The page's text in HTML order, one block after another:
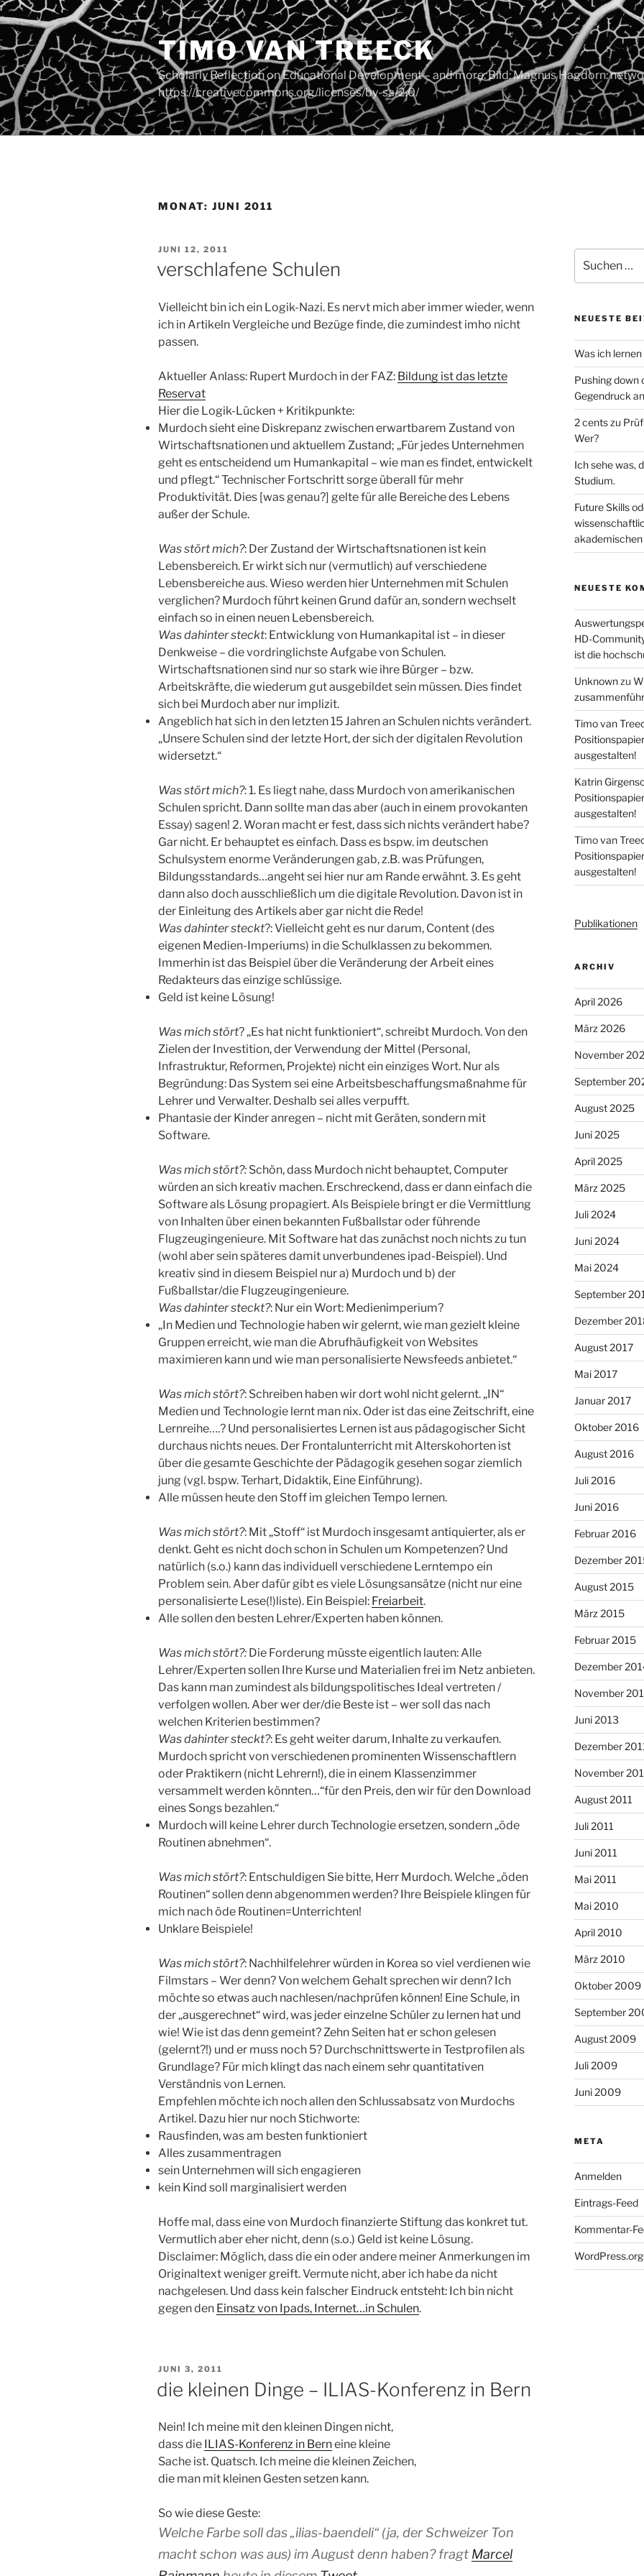
Zum
Inhalt
springen
TIMO VAN TREECK
Scholarly Reflection on Educational Development – and more. Bild: Magnus Hagdorn:
https://creativecommons.org/licenses/by-sa/2.0/
MONAT: JUNI 2011
VERÖFFENTLICHT
JUNI 12, 2011
verschlafene Schulen
Vielleicht bin ich ein Logik-Nazi. Es nervt mich aber immer wieder, wenn
ich in Artikeln Vergleiche und Bezüge finde, die zumindest imho nicht
passen.
Aktueller Anlass: Rupert Murdoch in der FAZ: Bildung ist das letzte
Reservat
Hier die Logik-Lücken + Kritikpunkte:
Murdoch sieht eine Diskrepanz zwischen erwartbarem Zustand von
Wirtschaftsnationen und aktuellem Zustand; „Für jedes Unternehmen
geht es entscheidend um Humankapital – wie man es findet, entwickelt
und pflegt.“ Technischer Fortschritt sorge überall für mehr
Produktivität. Dies [was genau?] gelte für alle Bereiche des Lebens
außer der Schule.
Was stört mich?: Der Zustand der Wirtschaftsnationen ist kein
Lebensbereich. Er wirkt sich nur (vermutlich) auf verschiedene
Lebensbereiche aus. Wieso werden hier Unternehmen mit Schulen
verglichen? Murdoch führt keinen Grund dafür an, sondern wechselt
einfach so in einen neuen Lebensbereich.
Was dahinter steckt: Entwicklung von Humankapital ist – in dieser
Denkweise – die vordringlichste Aufgabe von Schulen.
Wirtschaftsnationen sind nur so stark wie ihre Bürger – bzw.
Arbeitskräfte, die wiederum gut ausgebildet sein müssen. Dies findet
sich bei Murdoch aber nur implizit.
Angeblich hat sich in den letzten 15 Jahren an Schulen nichts verändert.
„Unsere Schulen sind der letzte Hort, der sich der digitalen Revolution
widersetzt.“
Was stört mich?: 1. Es liegt nahe, dass Murdoch von amerikanischen
Schulen spricht. Dann sollte man das aber (auch in einem provokanten
Essay) sagen! 2. Woran macht er fest, dass sich nichts verändert habe?
Gar nicht. Er behauptet es einfach. Dass es bspw. im deutschen
Schulsystem enorme Veränderungen gab, z.B. was Prüfungen,
Bildungsstandards…angeht sei hier nur am Rande erwähnt. 3. Es geht
dann also doch ausschließlich um die digitale Revolution. Davon ist in
der Einleitung des Artikels aber gar nicht die Rede!
Was dahinter steckt?: Vielleicht geht es nur darum, Content (des
eigenen Medien-Imperiums) in die Schulklassen zu bekommen.
Immerhin ist das Beispiel über die Veränderung der Arbeit eines
Redakteurs das einzige schlüssige.
Geld ist keine Lösung!
Was mich stört? „Es hat nicht funktioniert“, schreibt Murdoch. Von den
Zielen der Investition, der Verwendung der Mittel (Personal,
Infrastruktur, Reformen, Projekte) nicht ein einziges Wort. Nur als
Begründung: Das System sei eine Arbeitsbeschaffungsmaßnahme für
Lehrer und Verwalter. Deshalb sei alles verpufft.
Phantasie der Kinder anregen – nicht mit Geräten, sondern mit
Software.
Was mich stört?: Schön, dass Murdoch nicht behauptet, Computer
würden an sich kreativ machen. Erschreckend, dass er dann einfach die
Software als Lösung propagiert. Als Beispiele bringt er die Vermittlung
von Inhalten über einen bekannten Fußballstar oder führende
Flugzeugingenieure. Mit Software hat das zunächst noch nichts zu tun
(wohl aber sein späteres damit unverbundenes ipad-Beispiel). Und
kreativ sind in diesem Beispiel nur a) Murdoch und b) der
Fußballstar/die Flugzeugingenieure.
Was dahinter steckt?: Nur ein Wort: Medienimperium?
„In Medien und Technologie haben wir gelernt, wie man gezielt kleine
Gruppen erreicht, wie man die Abrufhäufigkeit von Websites
maximieren kann und wie man personalisierte Newsfeeds anbietet.“
Was mich stört?: Schreiben haben wir dort wohl nicht gelernt. „IN“
Medien und Technologie lernt man nix. Oder ist das eine Zeitschrift, eine
Lernreihe….? Und personalisiertes Lernen ist aus pädagogischer Sicht
durchaus nichts neues. Der Frontalunterricht mit Alterskohorten ist
über die gesamte Geschichte der Pädagogik gesehen sogar ziemlich
jung (vgl. bspw. Terhart, Didaktik, Eine Einführung).
Alle müssen heute den Stoff im gleichen Tempo lernen.
Was mich stört?: Mit „Stoff“ ist Murdoch insgesamt antiquierter, als er
denkt. Geht es nicht doch schon in Schulen um Kompetenzen? Und
natürlich (s.o.) kann das individuell verschiedene Lerntempo ein
Problem sein. Aber dafür gibt es viele Lösungsansätze (nicht nur eine
personalisierte Lese(!)liste). Ein Beispiel: Freiarbeit.
Alle sollen den besten Lehrer/Experten haben können.
Was mich stört?: Die Forderung müsste eigentlich lauten: Alle
Lehrer/Experten sollen Ihre Kurse und Materialien frei im Netz anbieten.
Das kann man zumindest als bildungspolitisches Ideal vertreten /
verfolgen wollen. Aber wer der/die Beste ist – wer soll das nach
welchen Kriterien bestimmen?
Was dahinter steckt?: Es geht weiter darum, Inhalte zu verkaufen.
Murdoch spricht von verschiedenen prominenten Wissenschaftlern
oder Praktikern (nicht Lehrern!), die in einem Klassenzimmer
versammelt werden könnten…“für den Preis, den wir für den Download
eines Songs bezahlen.“
Murdoch will keine Lehrer durch Technologie ersetzen, sondern „öde
Routinen abnehmen“.
Was mich stört?: Entschuldigen Sie bitte, Herr Murdoch. Welche „öden
Routinen“ sollen denn abgenommen werden? Ihre Beispiele klingen für
mich nach öde Routinen=Unterrichten!
Unklare Beispiele!
Was mich stört?: Nachhilfelehrer würden in Korea so viel verdienen wie
Filmstars – Wer denn? Von welchem Gehalt sprechen wir denn? Ich
möchte so etwas auch nachlesen/nachprüfen können! Eine Schule, in
der „ausgerechnet“ wird, was jeder einzelne Schüler zu lernen hat und
wie! Wie ist das denn gemeint? Zehn Seiten hat er schon gelesen
(gelernt?!) und er muss noch 5? Durchschnittswerte in Testprofilen als
Grundlage? Für mich klingt das nach einem sehr quantitativen
Verständnis von Lernen.
Empfehlen möchte ich noch allen den Schlussabsatz von Murdochs
Artikel. Dazu hier nur noch Stichworte:
Rausfinden, was am besten funktioniert
Alles zusammentragen
sein Unternehmen will sich engagieren
kein Kind soll marginalisiert werden
Hoffe mal, dass eine von Murdoch finanzierte Stiftung das konkret tut.
Vermutlich aber eher nicht, denn (s.o.) Geld ist keine Lösung.
Disclaimer: Möglich, dass die ein oder andere meiner Anmerkungen im
Originaltext weniger greift. Vermute nicht, aber ich habe da nicht
nachgelesen. Und dass kein falscher Eindruck entsteht: Ich bin nicht
gegen den Einsatz von Ipads, Internet…in Schulen.
VERÖFFENTLICHT
JUNI 3, 2011
die kleinen Dinge – ILIAS-Konferenz in Bern
Nein! Ich meine mit den kleinen Dingen nicht,
dass die ILIAS-Konferenz in Berneine kleine
Sache ist. Quatsch. Ich meine die kleinen Zeichen,
die man mit kleinen Gesten setzen kann.
So wie diese Geste:
Welche Farbe soll das „ilias-baendeli“ (ja, der Schweizer Ton
macht schon was aus) im August denn haben? fragt Marcel
nach:
NEUESTE
Was ich
Pushing down
Gegendruck
2 cents zu
Wer?
Ich sehe was,
Studium.
Future Skills
NEUESTE
HD-
ist die
Unknownzu
Timo van
ausgestalten!
Katrin
ausgestalten!
Timo van
ausgestalten!
Publikationen
ARCHIV
April 2026
März 2026
November
September
August 2025
Juni 2025
April 2025
März 2025
Juli 2024
Juni 2024
Mai 2024
September
Dezember
August 2017
Mai 2017
Januar 2017
Oktober 2016
August 2016
Juli 2016
Juni 2016
Februar 2016
Dezember
August 2015
März 2015
Februar 2015
Dezember
November
Juni 2013
Dezember
November
August 2011
Juli 2011
Juni 2011
Mai 2011
Mai 2010
April 2010
März 2010
Oktober 2009
September
August 2009
Juli 2009
Juni 2009
META
Anmelden
Eintrags-Feed
Kommentar-
WordPress.org